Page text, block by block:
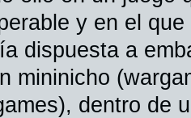
y en el
dispuesta a
mininicho
dentro de